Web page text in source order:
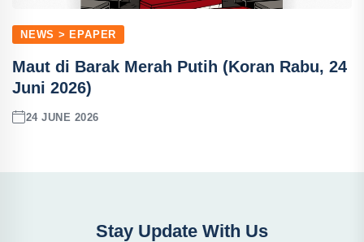
NEWS > EPAPER
Maut di Barak Merah Putih (Koran Rabu, 24
Juni 2026)
24 JUNE 2026
Stay Update With Us